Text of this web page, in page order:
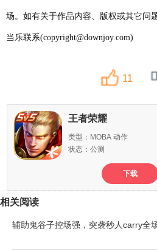
场。如有关于作品内容、版权或其它问
当乐联系(copyright@downjoy.com)
11
王者荣耀
类型：MOBA 动作
状态：公测
下载
相关阅读
辅助鬼谷子控场强，突袭秒人carry全